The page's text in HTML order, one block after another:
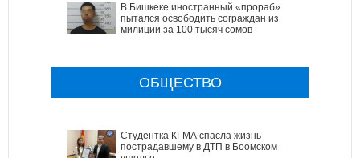
В Бишкеке иностранный «прораб»
пытался освободить сограждан из
милиции за 100 тысяч сомов
ОБЩЕСТВО
Студентка КГМА спасла жизнь
пострадавшему в ДТП в Боомском